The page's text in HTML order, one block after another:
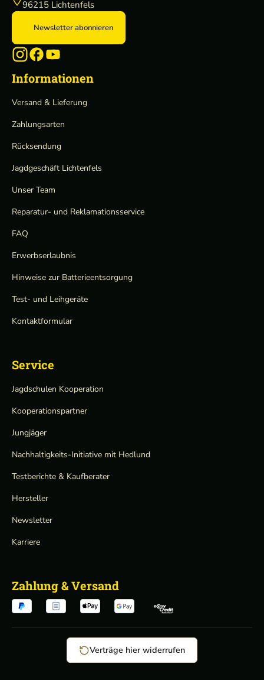
96215 Lichtenfels
Newsletter abonnieren
Informationen
Versand & Lieferung
Zahlungsarten
Rücksendung
Jagdgeschäft Lichtenfels
Unser Team
Reparatur- und Reklamationsservice
FAQ
Erwerbserlaubnis
Hinweise zur Batterieentsorgung
Test- und Leihgeräte
Kontaktformular
Service
Jagdschulen Kooperation
Kooperationspartner
Jungjäger
Nachhaltigkeits-Initiative mit Hedlund
Testberichte & Kaufberater
Hersteller
Newsletter
Karriere
Zahlung & Versand
Verträge hier widerrufen